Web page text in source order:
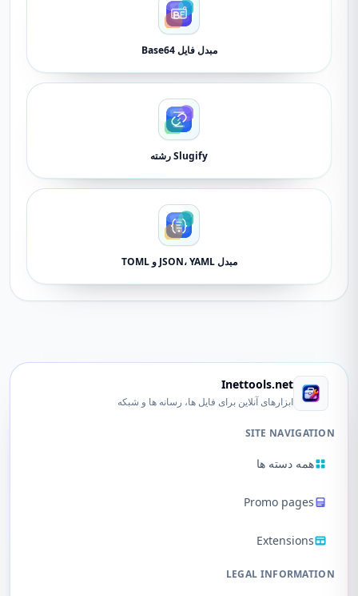
مبدل فایل Base64
Slugify رشته
مبدل JSON، YAML و TOML
Inettools.net
ابزارهای آنلاین برای فایل ها، رسانه ها و شبکه
SITE NAVIGATION
همه دسته ها
Promo pages
Extensions
LEGAL INFORMATION